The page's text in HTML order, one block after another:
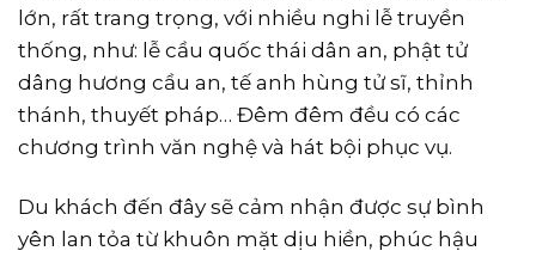
lớn, rất trang trọng, với nhiều nghi lễ truyền
thống, như: lễ cầu quốc thái dân an, phật tử
dâng hương cầu an, tế anh hùng tử sĩ, thỉnh
thánh, thuyết pháp… Đêm đêm đều có các
chương trình văn nghệ và hát bội phục vụ.
Du khách đến đây sẽ cảm nhận được sự bình
yên lan tỏa từ khuôn mặt dịu hiền, phúc hậu